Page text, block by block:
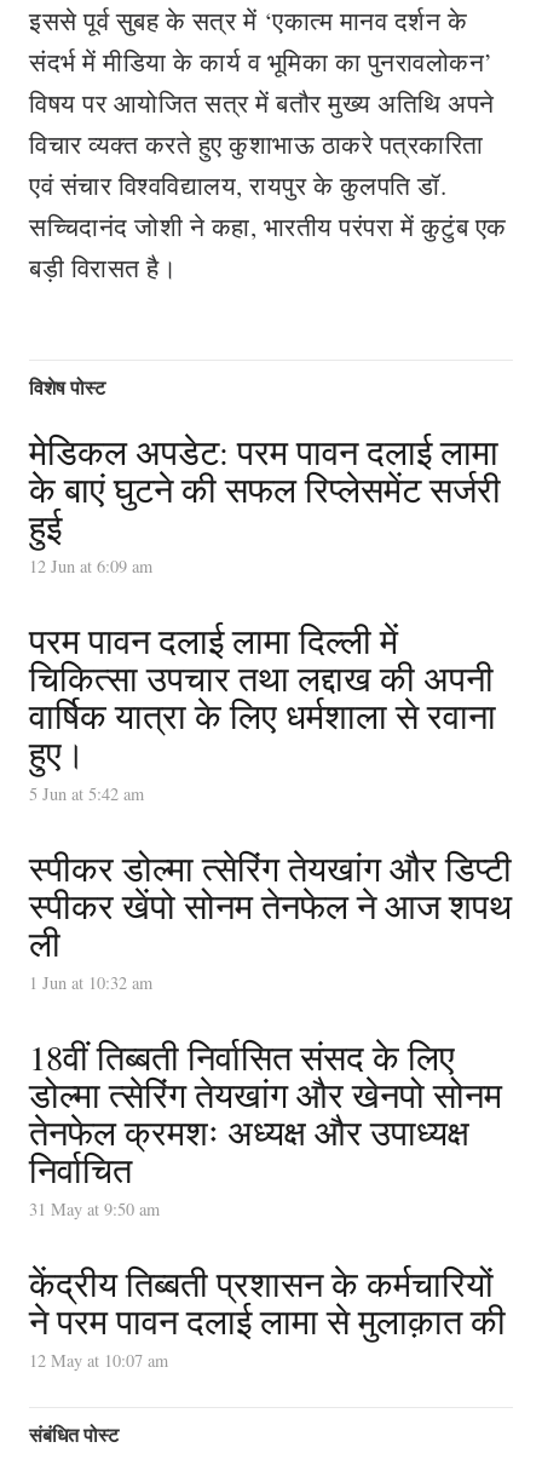
इससे पूर्व सुबह के सत्र में ‘एकात्म मानव दर्शन के
संदर्भ में मीडिया के कार्य व भूमिका का पुनरावलोकन’
विषय पर आयोजित सत्र में बतौर मुख्य अतिथि अपने
विचार व्यक्त करते हुए कुशाभाऊ ठाकरे पत्रकारिता
एवं संचार विश्वविद्यालय, रायपुर के कुलपति डॉ.
सच्चिदानंद जोशी ने कहा, भारतीय परंपरा में कुटुंब एक
बड़ी विरासत है।
विशेष पोस्ट
मेडिकल अपडेट: परम पावन दलाई लामा
के बाएं घुटने की सफल रिप्लेसमेंट सर्जरी
हुई
12 Jun at 6:09 am
परम पावन दलाई लामा दिल्ली में
चिकित्सा उपचार तथा लद्दाख की अपनी
वार्षिक यात्रा के लिए धर्मशाला से रवाना
हुए।
5 Jun at 5:42 am
स्पीकर डोल्मा त्सेरिंग तेयखांग और डिप्टी
स्पीकर खेंपो सोनम तेनफेल ने आज शपथ
ली
1 Jun at 10:32 am
18वीं तिब्बती निर्वासित संसद के लिए
डोल्मा त्सेरिंग तेयखांग और खेनपो सोनम
तेनफेल क्रमशः अध्यक्ष और उपाध्यक्ष
निर्वाचित
31 May at 9:50 am
केंद्रीय तिब्बती प्रशासन के कर्मचारियों
ने परम पावन दलाई लामा से मुलाक़ात की
12 May at 10:07 am
संबंधित पोस्ट